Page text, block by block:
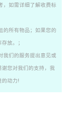
，如需详细了解收费标
的所有物品；如果您的
放。；
我们的服务提出意见或
您对我们的支持，我
的动力!